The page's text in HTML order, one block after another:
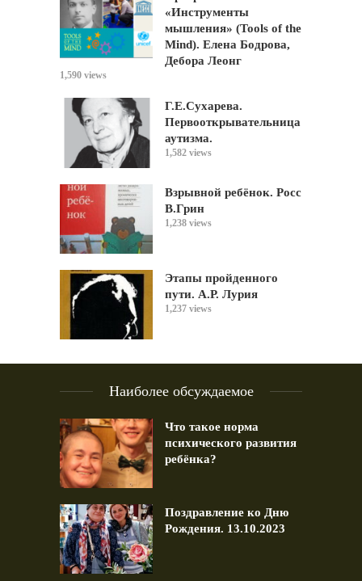
«Инструменты
мышления» (Tools of the
Mind). Елена Бодрова,
Дебора Леонг
1,590 views
Г.Е.Сухарева.
Первооткрывательница
аутизма.
1,582 views
Взрывной ребёнок. Росс
В.Грин
1,238 views
Этапы пройденного
пути. А.Р. Лурия
1,237 views
Наиболее обсуждаемое
Что такое норма
психического развития
ребёнка?
Поздравление ко Дню
Рождения. 13.10.2023